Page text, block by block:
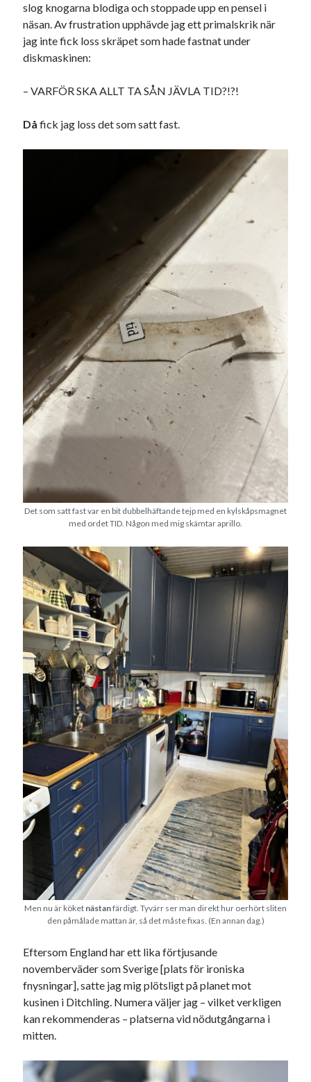
Pejpalla!
slog knogarna blodiga och stoppade upp en pensel i
näsan. Av frustration upphävde jag ett primalskrik när
jag inte fick loss skräpet som hade fastnat under
diskmaskinen:
– VARFÖR SKA ALLT TA SÅN JÄVLA TID?!?!
Då fick jag loss det som satt fast.
Det som satt fast var en bit dubbelhäftande tejp med en kylskåpsmagnet
med ordet TID. Någon med mig skämtar aprillo.
Men nu är köket nästanfärdigt. Tyvärr ser man direkt hur oerhört sliten
den påmålade mattan är, så det måste fixas. (En annan dag.)
Eftersom England har ett lika förtjusande
novemberväder som Sverige [plats för ironiska
fnysningar], satte jag mig plötsligt på planet mot
kusinen i Ditchling. Numera väljer jag – vilket verkligen
kan rekommenderas – platserna vid nödutgångarna i
mitten.